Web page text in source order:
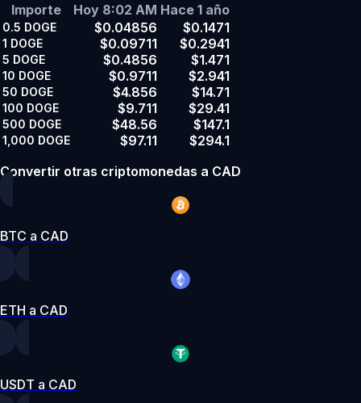
Importe
Hoy 8:02 AM Hace 1 año
0.5 DOGE $0.04856 $0.1471
1 DOGE $0.09711 $0.2941
5 DOGE $0.4856 $1.471
10 DOGE $0.9711 $2.941
50 DOGE $4.856 $14.71
100 DOGE $9.711 $29.41
500 DOGE $48.56 $147.1
1,000 DOGE $97.11
$294.1
Convertir otras criptomonedas a CAD
BTC a CAD
ETH a CAD
USDT a CAD